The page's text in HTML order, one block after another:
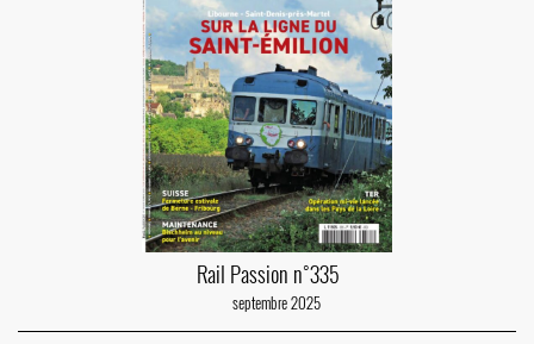
Rail Passion n°335
septembre 2025